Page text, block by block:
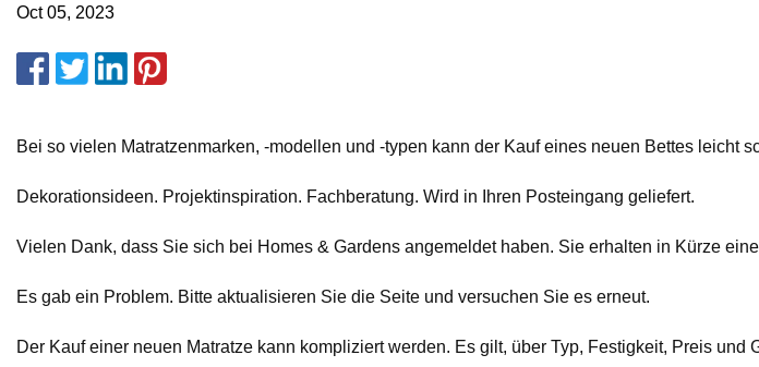
Oct 05, 2023
Bei so vielen Matratzenmarken, -modellen und -typen kann der Kauf eines neuen Bettes leicht
Dekorationsideen. Projektinspiration. Fachberatung. Wird in Ihren Posteingang geliefert.
Vielen Dank, dass Sie sich bei Homes & Gardens angemeldet haben. Sie erhalten in Kürze
Es gab ein Problem. Bitte aktualisieren Sie die Seite und versuchen Sie es erneut.
Der Kauf einer neuen Matratze kann kompliziert werden. Es gilt, über Typ, Festigkeit, Preis